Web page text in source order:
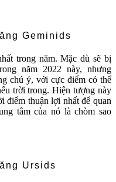
Geminids
trong năm. Mặc dù sẽ bị
năm 2022 này, nhưng
chú ý, với cực điểm có thể
trời trong. Hiện tượng này
điểm thuận lợi nhất để quan
tâm của nó là chòm sao
Ursids